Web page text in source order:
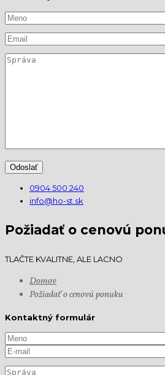
0904 500 240
info@ho-st.sk
Požiadať o cenovú
TLAČTE KVALITNE, ALE LACNO
Domov
Požiadať o cenovú ponuku
Kontaktný formulár